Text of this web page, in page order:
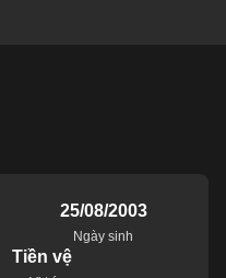
25/08/2003
Ngày sinh
Tiền vệ